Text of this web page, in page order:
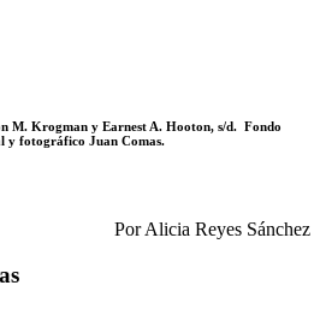
M. Krogman y Earnest A. Hooton, s/d. Fondo
y fotográfico Juan Comas.
Por Alicia Reyes Sánchez